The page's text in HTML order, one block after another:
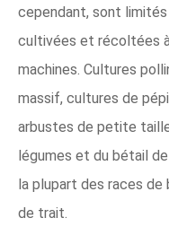
cependant, sont
cultivées et récoltées
machines. Cultures
massif, cultures de
arbustes de petite
légumes et du bétail
la plupart des races de
de trait.